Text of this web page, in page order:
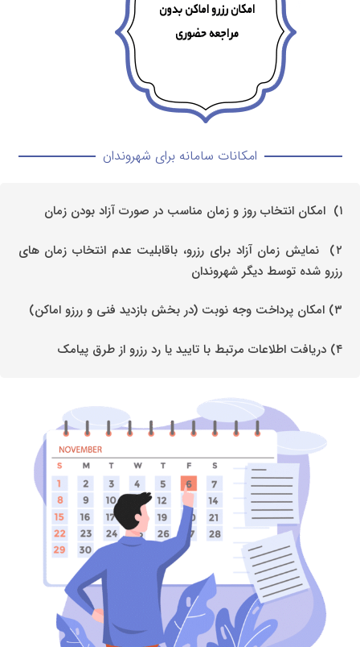
امکانات سامانه برای شهروندان
۱) امکان انتخاب روز و زمان مناسب در صورت آزاد بودن زمان
۲) نمایش زمان آزاد برای رزرو، باقابلیت عدم انتخاب زمان های
رزرو شده توسط دیگر شهروندان
۳) امکان پرداخت وجه نوبت (در بخش بازدید فنی و ررزو اماکن)
۴) دریافت اطلاعات مرتبط با تایید یا رد رزرو از طرق پیامک